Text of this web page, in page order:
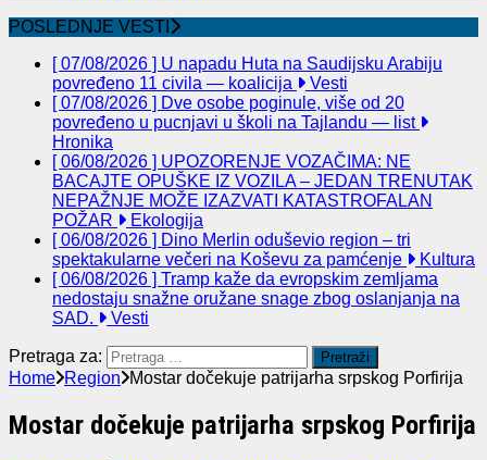
POSLEDNJE VESTI
[ 07/08/2026 ] U napadu Huta na Saudijsku Arabiju
povređeno 11 civila — koalicija
Vesti
[ 07/08/2026 ] Dve osobe poginule, više od 20
povređeno u pucnjavi u školi na Tajlandu — list
Hronika
[ 06/08/2026 ] UPOZORENJE VOZAČIMA: NE
BACAJTE OPUŠKE IZ VOZILA – JEDAN TRENUTAK
NEPAŽNJE MOŽE IZAZVATI KATASTROFALAN
POŽAR
Ekologija
[ 06/08/2026 ] Dino Merlin oduševio region – tri
spektakularne večeri na Koševu za pamćenje
Kultura
[ 06/08/2026 ] Tramp kaže da evropskim zemljama
nedostaju snažne oružane snage zbog oslanjanja na
SAD.
Vesti
Pretraga za:
Home Region Mostar dočekuje patrijarha srpskog Porfirija
Mostar dočekuje patrijarha srpskog Porfirija